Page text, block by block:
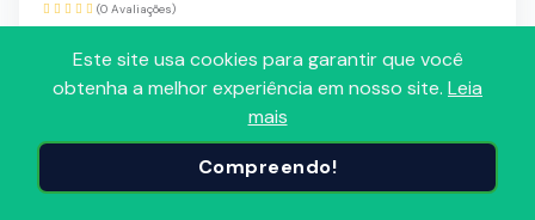
(0 Avaliações)
RADIO CONEXAO FLASHBACK
(0 Avaliações)
Este site usa cookies para garantir que você
obtenha a melhor experiência em nosso site. Leia
mais
Compreendo!